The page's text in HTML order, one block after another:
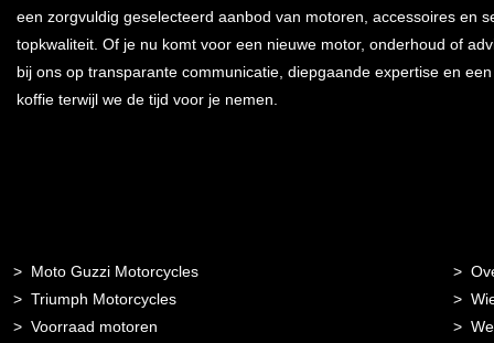
een zorgvuldig geselecteerd aanbod van motoren, accessoires en
topkwaliteit. Of je nu komt voor een nieuwe motor, onderhoud of
bij ons op transparante communicatie, diepgaande expertise en
koffie terwijl we de tijd voor je nemen.
Moto Guzzi Motorcycles
Triumph Motorcycles
Voorraad motoren